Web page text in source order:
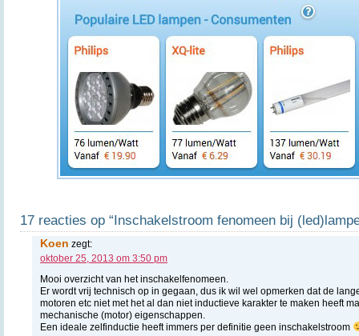
17 reacties op “Inschakelstroom fenomeen bij
Koen zegt:
oktober 25, 2013 om 3:50 pm
Mooi overzicht van het inschakelfenomeen.
Er wordt vrij technisch op in gegaan, dus ik wil wel opmerken dat de
motoren etc niet met het al dan niet inductieve karakter te maken heeft
mechanische (motor) eigenschappen.
Een ideale zelfinductie heeft immers per definitie geen inschakelstroom